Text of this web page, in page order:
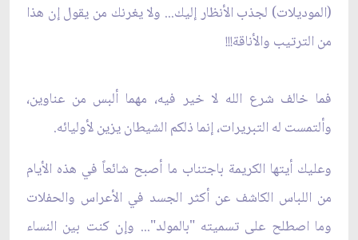
(الموديلات) لجذب الأنظار إليك... ولا يغرنك من يقول إن هذا
من الترتيب والأناقة!!!
فما خالف شرع الله لا خير فيه، مهما ألبس من عناوين،
وألتمست له التبريرات، إنما ذلكم الشيطان يزين لأوليائه.
وعليك أيتها الكريمة باجتناب ما أصبح شائعاً في هذه الأيام
من اللباس الكاشف عن أكثر الجسد في الأعراس والحفلات
وما اصطلح على تسميته "بالمولد"... وإن كنت بين النساء